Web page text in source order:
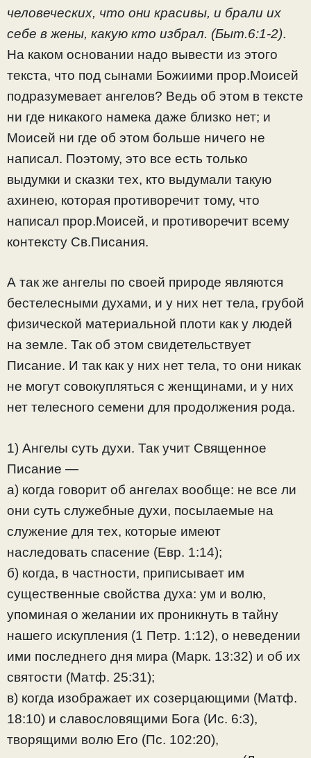
человеческих, что они красивы, и брали их
себе в жены, какую кто избрал. (Быт.6:1-2).
На каком основании надо вывести из этого
текста, что под сынами Божиими прор.Моисей
подразумевает ангелов? Ведь об этом в тексте
ни где никакого намека даже близко нет; и
Моисей ни где об этом больше ничего не
написал. Поэтому, это все есть только
выдумки и сказки тех, кто выдумали такую
ахинею, которая противоречит тому, что
написал прор.Моисей, и противоречит всему
контексту Св.Писания.
А так же ангелы по своей природе являются
бестелесными духами, и у них нет тела, грубой
физической материальной плоти как у людей
на земле. Так об этом свидетельствует
Писание. И так как у них нет тела, то они никак
не могут совокупляться с женщинами, и у них
нет телесного семени для продолжения рода.
1) Ангелы суть духи. Так учит Священное
Писание —
а) когда говорит об ангелах вообще: не все ли
они суть служебные духи, посылаемые на
служение для тех, которые имеют
наследовать спасение (Евр. 1:14);
б) когда, в частности, приписывает им
существенные свойства духа: ум и волю,
упоминая о желании их проникнуть в тайну
нашего искупления (1 Петр. 1:12), о неведении
ими последнего дня мира (Марк. 13:32) и об их
святости (Матф. 25:31);
в) когда изображает их созерцающими (Матф.
18:10) и славословящими Бога (Ис. 6:3),
творящими волю Его (Пс. 102:20),